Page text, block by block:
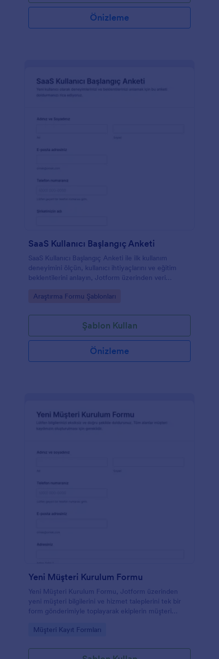
Önizleme
SaaS Kullanıcı Başlangıç Anketi
SaaS Kullanıcı Başlangıç Anketi ile ilk kullanım
deneyimini ölçün, kullanıcı ihtiyaçlarını ve eğitim
beklentilerini anlayın, Jotform üzerinden veri
Go to Category:
Araştırma Formu Şablonları
Şablon Kullan
Önizleme
Yeni Müşteri Kurulum Formu
Yeni Müşteri Kurulum Formu, Jotform üzerinden
yeni müşteri bilgilerini ve hizmet taleplerini tek bir
form gönderimiyle toplayarak ekiplerin müşteri
şablonudur.
Go to Category:
Müşteri Kayıt Formları